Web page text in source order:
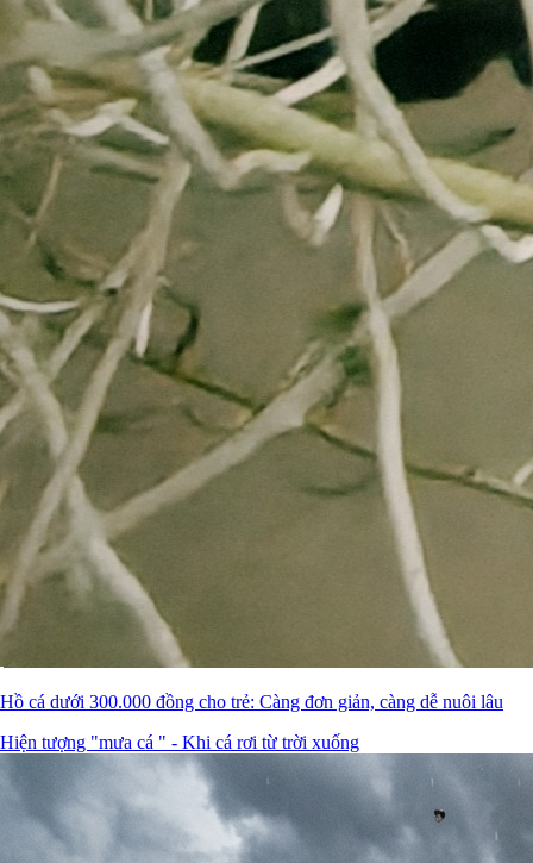
Hồ cá dưới 300.000 đồng cho trẻ: Càng đơn giản, càng dễ nuôi lâu
Hiện tượng "mưa cá " - Khi cá rơi từ trời xuống